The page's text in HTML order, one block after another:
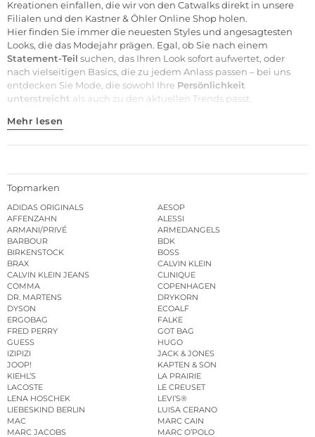
Kreationen einfallen, die wir von den Catwalks direkt in unsere
Filialen und den Kastner & Öhler Online Shop holen.
Hier finden Sie immer die neuesten Styles und angesagtesten
Looks, die das Modejahr prägen. Egal, ob Sie nach einem
Statement-Teil suchen, das Ihren Look sofort aufwertet, oder
nach vielseitigen Basics, die zu jedem Anlass passen – bei uns
entdecken Sie Mode, die sowohl Ihre Persönlichkeit
unterstreicht als auch zu den aktuellen Trends passt.
Mehr lesen
Topmarken
ADIDAS ORIGINALS
AESOP
AFFENZAHN
ALESSI
ARMANI/PRIVÉ
ARMEDANGELS
BARBOUR
BDK
BIRKENSTOCK
BOSS
BRAX
CALVIN KLEIN
CALVIN KLEIN JEANS
CLINIQUE
COMMA
COPENHAGEN
DR. MARTENS
DRYKORN
DYSON
ECOALF
ERGOBAG
FALKE
FRED PERRY
GOT BAG
GUESS
HUGO
IZIPIZI
JACK & JONES
JOOP!
KAPTEN & SON
KIEHL’S
LA PRAIRIE
LACOSTE
LE CREUSET
LENA HOSCHEK
LEVI’S®
LIEBESKIND BERLIN
LUISA CERANO
MAC
MARC CAIN
MARC JACOBS
MARC O’POLO